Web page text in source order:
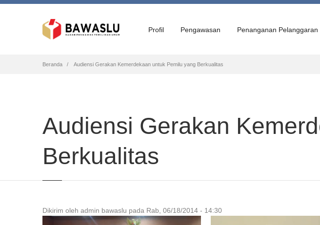
Profil Pengawasan Penanganan Pelanggaran
Breadcrumb
Beranda Audiensi Gerakan Kemerdekaan untuk Pemilu yang Berkualitas
Audiensi Gerakan
Berkualitas
Dikirim oleh admin bawaslu pada Rab, 06/18/2014 - 14:30